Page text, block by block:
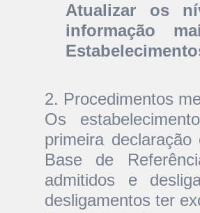
Atualizar os
informação
2. Procedimentos
Os
primeira
Base de
admitidos e
desligamentos ter